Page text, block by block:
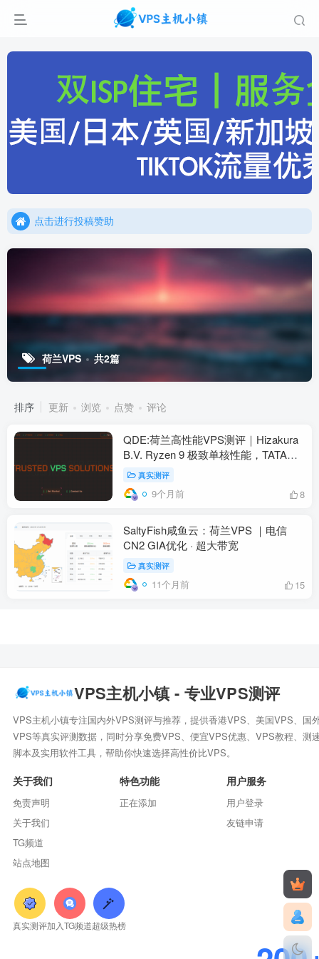
点击加入官方TG频道/聊天群
点击进行投稿赞助
点击加入官方TG频道/聊天群
荷兰VPS 共2篇
排序 更新 浏览 点赞 评论
QDE:荷兰高性能VPS测评｜Hizakura
B.V. Ryzen 9 极致单核性能，TATA主
干全球互联与全平台流媒体解锁详评
真实测评
9个月前 8
SaltyFish咸鱼云：荷兰VPS ｜电信
CN2 GIA优化 · 超大带宽
真实测评
11个月前 15
VPS主机小镇 - 专业VPS测评
VPS主机小镇专注国内外VPS测评与推荐，提供香港VPS、美国VPS、国
VPS等真实评测数据，同时分享免费VPS、便宜VPS优惠、VPS教程、测
脚本及实用软件工具，帮助你快速选择高性价比VPS。
关于我们
免责声明
关于我们
TG频道
站点地图
特色功能
正在添加
用户服务
用户登录
友链申请
真实测评加入TG频道超级热榜